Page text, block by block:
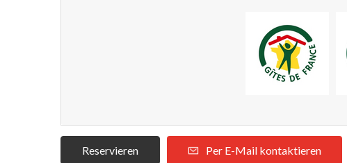
Reservieren Per E-Mail kontaktieren